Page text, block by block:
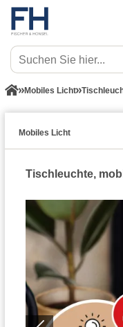
Mobiles Licht
Mobiles Licht
Tischleuchte,